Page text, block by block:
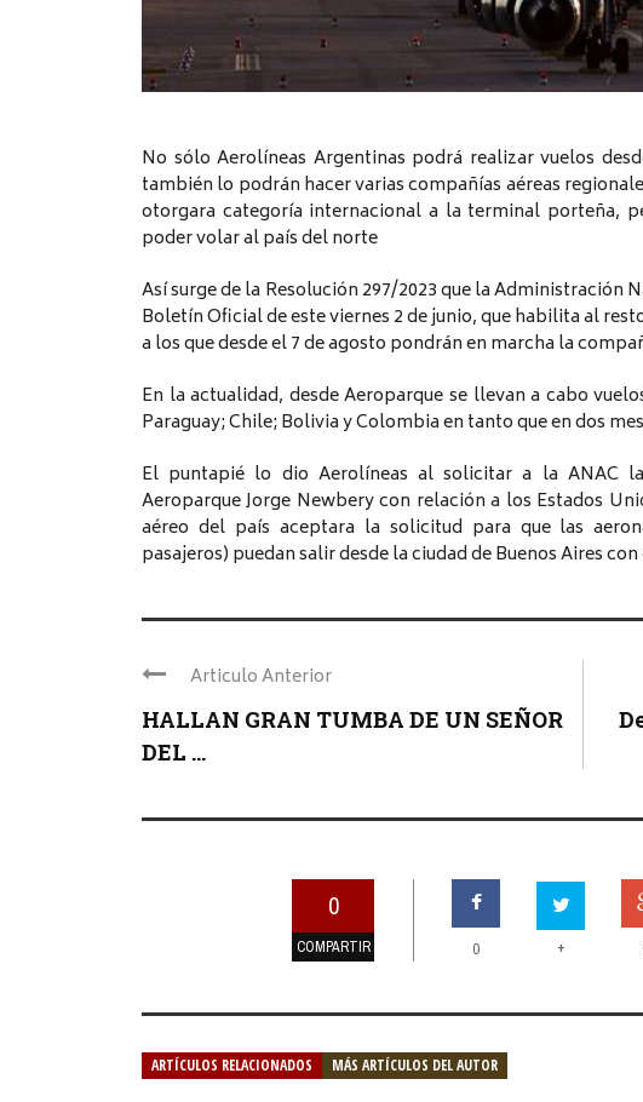
No sólo Aerolíneas Argentinas podrá realizar vuelos
también lo podrán hacer varias compañías aéreas
otorgara categoría internacional a la terminal porteña,
poder volar al país del norte
Así surge de la Resolución 297/2023 que la Administración
Boletín Oficial de este viernes 2 de junio, que habilita al
a los que desde el 7 de agosto pondrán en marcha la
En la actualidad, desde Aeroparque se llevan a cabo
Paraguay; Chile; Bolivia y Colombia en tanto que en dos
El puntapié lo dio Aerolíneas al solicitar a la ANAC
Aeroparque Jorge Newbery con relación a los Estados
aéreo del país aceptara la solicitud para que las
pasajeros) puedan salir desde la ciudad de Buenos Aires
Articulo Anterior
HALLAN GRAN TUMBA DE UN SEÑOR
DEL ...
0
COMPARTIR 0 +
ARTÍCULOS RELACIONADOS MÁS ARTÍCULOS DEL AUTOR